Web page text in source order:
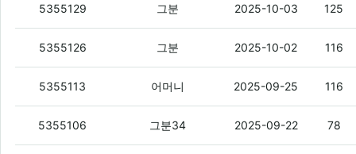
5355129 사이트 빨라지는 작업을 하고 감상문(8)
그분 2025-10-03 125
5355126 검색엔진을 구성하고 감상문(5)
그분 2025-10-02 116
5355113 플필에(8)
어머니 2025-09-25 116
5355106 테스트(1)
그분34 2025-09-22 78